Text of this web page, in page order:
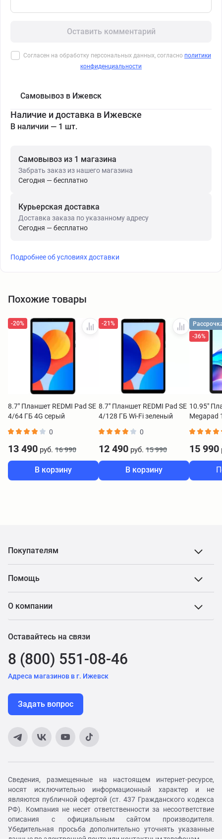
Оставить комментарий
Согласен на обработку персональных данных, согласно политики
конфиденциальности
Самовывоз в Ижевск
Наличие и доставка в Ижевске
В наличии — 1 шт.
Самовывоз из 1 магазина
Забрать заказ из нашего магазина
Сегодня — бесплатно
Курьерская доставка
Доставка заказа по указанному адресу
Сегодня — бесплатно
Подробнее об условиях доставки
Похожие товары
-20%
8.7" Планшет REDMI Pad SE
4/64 ГБ 4G серый
0
13 490 руб. 16 990
В корзину
-21%
8.7" Планшет REDMI Pad SE
4/128 ГБ Wi-Fi зеленый
0
12 490 руб. 15 990
В корзину
-36%
10.95"
Megapad
15 990
Покупателям
Помощь
О компании
Оставайтесь на связи
8 (800) 551-08-46
Адреса магазинов в г. Ижевск
Задать вопрос
Сведения, размещенные на настоящем интернет-ресурсе,
носят исключительно информационный характер и не
являются публичной офертой (ст. 437 Гражданского кодекса
РФ). Компания не несет ответственности за несоответствие
описания с официальным сайтом производителя.
Убедительная просьба дополнительно уточнять указанные